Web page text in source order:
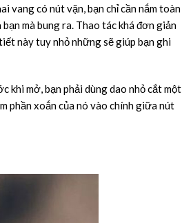
vang có nút vặn, bạn chỉ cần nắm toàn
mà bung ra. Thao tác khá đơn giản
này tuy nhỏ những sẽ giúp bạn ghi
khi mở, bạn phải dùng dao nhỏ cắt một
phần xoắn của nó vào chính giữa nút